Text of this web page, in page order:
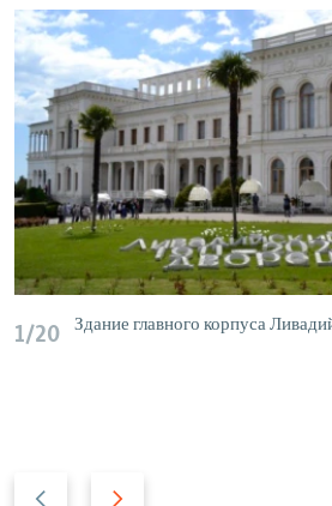
1/20 Здание главного корпуса